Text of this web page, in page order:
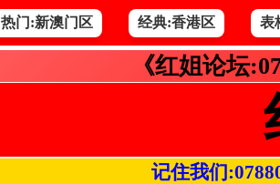
热门:新澳门区 经典:香港区 表
《红姐论坛
记住我们